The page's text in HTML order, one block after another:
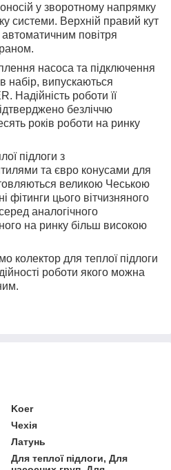
у зворотному напрямку
системи. Верхній правий кут
повітря
насоса та підключення
набір, випускаються
Надійність роботи її
безліччю
років роботи на ринку
підлоги з
та євро конусами для
великою Чеською
фітинги цього вітчизняного
аналогічного
на ринку більш високою
колектор для теплої підлоги
роботи якого можна
Koer
Чехія
Латунь
Для теплої підлоги, Для